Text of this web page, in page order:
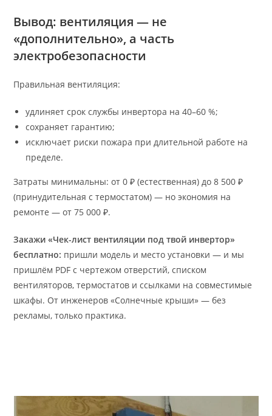
Вывод: вентиляция — не
«дополнительно», а часть
электробезопасности
Правильная вентиляция:
удлиняет срок службы инвертора на 40–60 %;
сохраняет гарантию;
исключает риски пожара при длительной работе на
пределе.
Затраты минимальны: от 0 ₽ (естественная) до 8 500 ₽
(принудительная с термостатом) — но экономия на
ремонте — от 75 000 ₽.
Закажи «Чек-лист вентиляции под твой инвертор»
бесплатно: пришли модель и место установки — и мы
пришлём PDF с чертежом отверстий, списком
вентиляторов, термостатов и ссылками на совместимые
шкафы. От инженеров «Солнечные крыши» — без
рекламы, только практика.